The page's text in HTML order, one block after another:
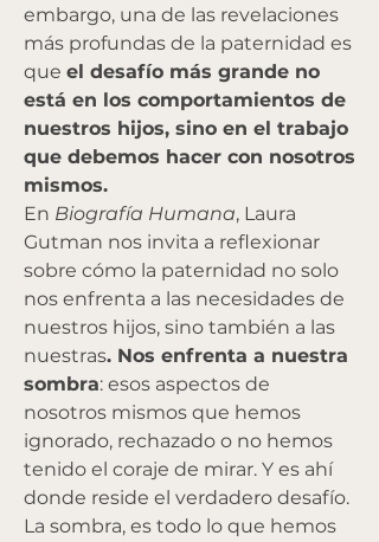
embargo, una de las revelaciones
más profundas de la paternidad es
que el desafío más grande no
está en los comportamientos de
nuestros hijos, sino en el trabajo
que debemos hacer con nosotros
mismos.
En Biografía Humana, Laura
Gutman nos invita a reflexionar
sobre cómo la paternidad no solo
nos enfrenta a las necesidades de
nuestros hijos, sino también a las
nuestras. Nos enfrenta a nuestra
sombra: esos aspectos de
nosotros mismos que hemos
ignorado, rechazado o no hemos
tenido el coraje de mirar. Y es ahí
donde reside el verdadero desafío.
La sombra, es todo lo que hemos